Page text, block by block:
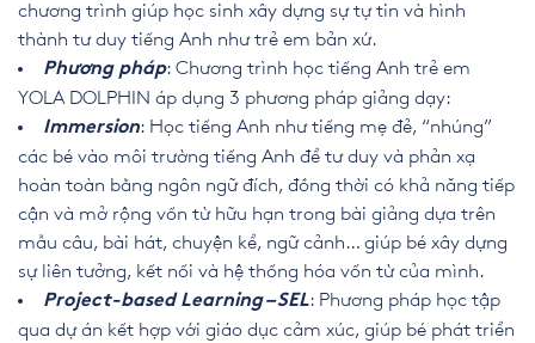
chương trình giúp học sinh xây dựng sự tự tin và hình
thành tư duy tiếng Anh như trẻ em bản xứ.
Phương pháp: Chương trình học tiếng Anh trẻ em
YOLA DOLPHIN áp dụng 3 phương pháp giảng dạy:
Immersion: Học tiếng Anh như tiếng mẹ đẻ, “nhúng”
các bé vào môi trường tiếng Anh để tư duy và phản xạ
hoàn toàn bằng ngôn ngữ đích, đồng thời có khả năng tiếp
cận và mở rộng vốn từ hữu hạn trong bài giảng dựa trên
mẫu câu, bài hát, chuyện kể, ngữ cảnh… giúp bé xây dựng
sự liên tưởng, kết nối và hệ thống hóa vốn từ của mình.
Project-based Learning – SEL: Phương pháp học tập
qua dự án kết hợp với giáo dục cảm xúc, giúp bé phát triển